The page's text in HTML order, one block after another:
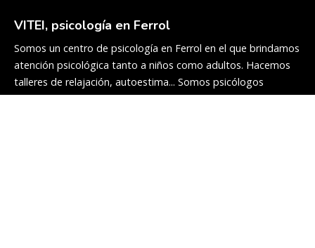
VITEI, psicología en Ferrol
Somos un centro de psicología en Ferrol en el que brindamos
atención psicológica tanto a niños como adultos. Hacemos
talleres de relajación, autoestima... Somos psicólogos
cualificados y con experiencia en el sector.